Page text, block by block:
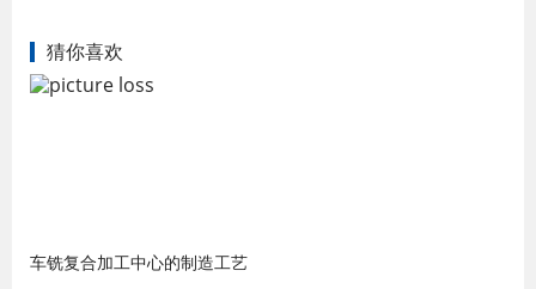
猜你喜欢
车铣复合加工中心的制造工艺